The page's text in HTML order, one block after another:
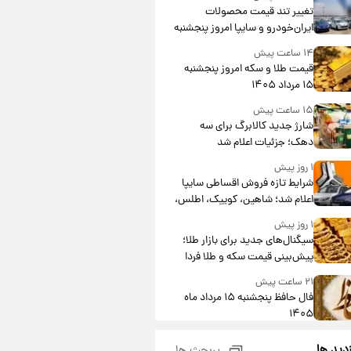
تغییر تند قیمت محصولات
ایران‌خودرو و سایپا امروز پنجشنبه
۱۵ مرداد ۱۴۰۵ +جدول
۱۴ ساعت پیش
قیمت طلا و سکه امروز پنجشنبه
۱۵ مرداد ۱۴۰۵
۱۵ ساعت پیش
شارژ جدید کالابرگ برای سه
دهک؛ جزئیات اعلام شد
۱ روز پیش
شرایط تازه فروش اقساطی سایپا
اعلام شد؛ شاهین، کوییک، اطلس،
سهند و ساینا با اقساط بلندمدت +
جدول۱ روز پیش
سیگنال‌های جدید برای بازار طلا؛
پیش‌بینی قیمت سکه و طلا فردا
۲۱ ساعت پیش
فال حافظ پنجشنبه ۱۵ مرداد ماه
۱۴۰۵